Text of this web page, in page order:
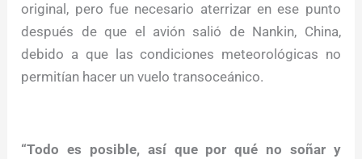
original, pero fue necesario aterrizar en ese punto
después de que el avión salió de Nankin, China,
debido a que las condiciones meteorológicas no
permitían hacer un vuelo transoceánico.
“Todo es posible, así que por qué no soñar y